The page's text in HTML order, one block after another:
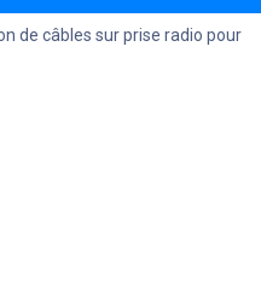
de câbles sur prise radio pour